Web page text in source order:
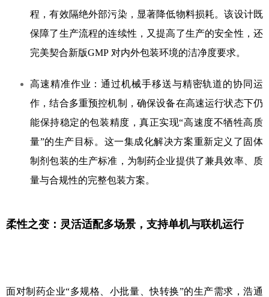
程，有效隔绝外部污染，显著降低物料损耗。该设计既
保障了生产流程的连续性，又提高了生产的安全性，还
完美契合新版GMP 对内外包装环境的洁净度要求。
高速精准作业：通过机械手移送与精密轨道的协同运
作，结合多重预控机制，确保设备在高速运行状态下仍
能保持稳定的包装精度，真正实现“高速度不牺牲高质
量”的生产目标。这一集成化解决方案重新定义了固体
制剂包装的生产标准，为制药企业提供了兼具效率、质
量与合规性的完整包装方案。
柔性之变： 灵活适配多场景，支持单机与联机运行
面对制药企业“多规格、小批量、快转换”的生产需求，浩通